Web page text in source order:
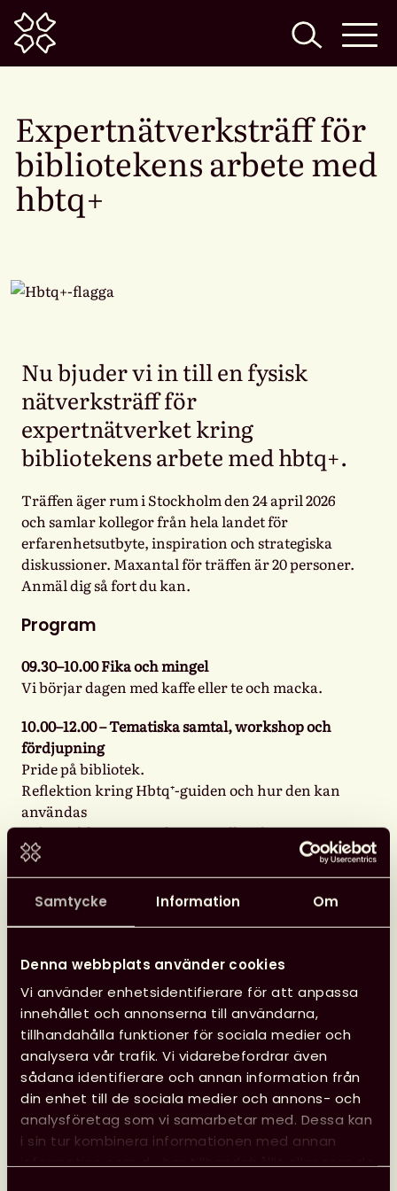
Samtycke Information Om
Denna webbplats använder cookies
Vi använder enhetsidentifierare för att anpassa
innehållet och annonserna till användarna,
tillhandahålla funktioner för sociala medier och
analysera vår trafik. Vi vidarebefordrar även
sådana identifierare och annan information från
din enhet till de sociala medier och annons- och
analysföretag som vi samarbetar med. Dessa kan
i sin tur kombinera informationen med annan
information som du har tillhandahållit eller som de
Home
Expertnätverksträff för
bibliotekens arbete med
hbtq+
Nu bjuder vi in till en fysisk
nätverksträff för
expertnätverket kring
bibliotekens arbete med hbtq+.
Träffen äger rum i Stockholm den 24 april 2026
och samlar kollegor från hela landet för
erfarenhetsutbyte, inspiration och strategiska
diskussioner. Maxantal för träffen är 20 personer.
Anmäl dig så fort du kan.
Program
09.30–10.00 Fika och mingel
Vi börjar dagen med kaffe eller te och macka.
10.00–12.00 – Tematiska samtal, workshop och
fördjupning
Pride på bibliotek.
Reflektion kring Hbtq⁺‑guiden och hur den kan
användas
Arbete i hbtq⁺‑nätverk nationellt och
internationellt (IFLA), Michael.
12.00–13.00 Lunch
13.00–14.30 Arbete med motionen mot rasism och
Vad står det i den? Hur gör vi för att motionen ska
realiseras?
14.30–14.45 Fika
14.45–16.00 Presentation från kansliet om
undersökningen av Otillbörlig påverkan.
Nätverkets fortsättning. Styrgrupp, intressanta
teman för nätverksträffar osv.